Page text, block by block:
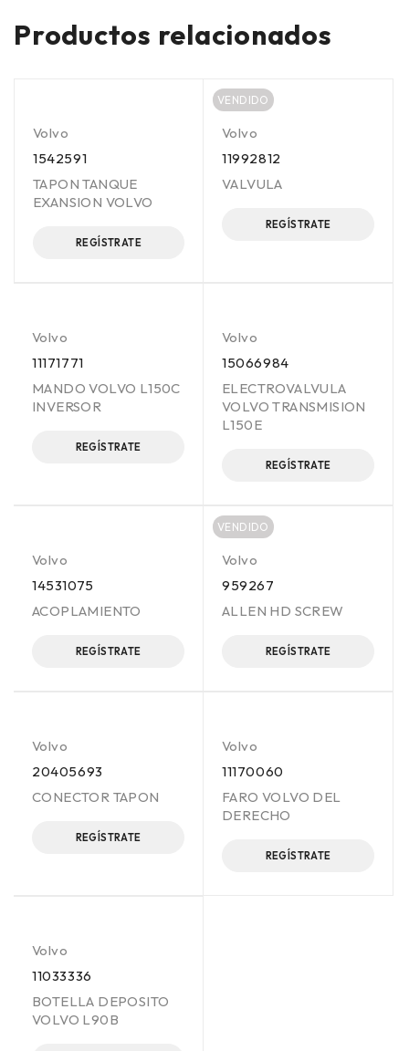
Productos relacionados
Volvo
1542591
TAPON TANQUE
EXANSION VOLVO
REGÍSTRATE
VENDIDO
Volvo
11992812
VALVULA
REGÍSTRATE
Volvo
11171771
MANDO VOLVO L150C
INVERSOR
REGÍSTRATE
Volvo
15066984
ELECTROVALVULA
VOLVO TRANSMISION
L150E
REGÍSTRATE
Volvo
14531075
ACOPLAMIENTO
REGÍSTRATE
VENDIDO
Volvo
959267
ALLEN HD SCREW
REGÍSTRATE
Volvo
20405693
CONECTOR TAPON
REGÍSTRATE
Volvo
11170060
FARO VOLVO DEL
DERECHO
REGÍSTRATE
Volvo
11033336
BOTELLA DEPOSITO
VOLVO L90B